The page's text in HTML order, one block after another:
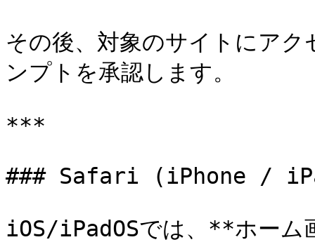
その後、対象のサイトにア
ンプトを承認します。
***
### Safari (iPhone /
iOS/iPadOSでは、**ホーム